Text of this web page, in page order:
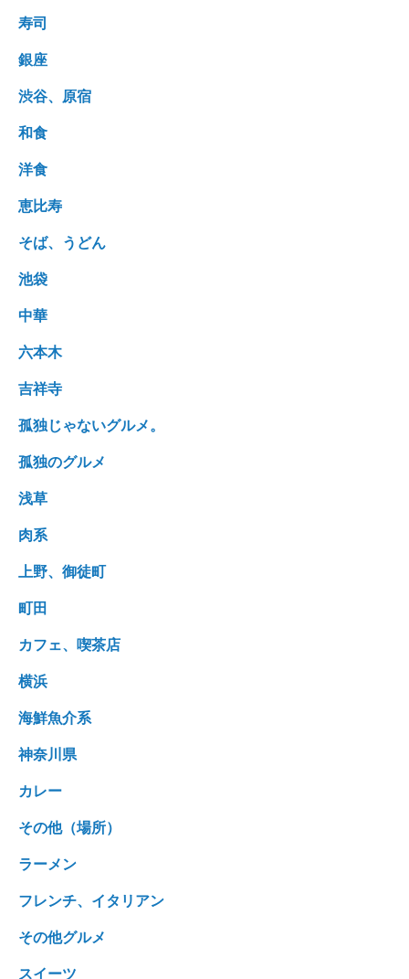
寿司
銀座
渋谷、原宿
和食
洋食
恵比寿
そば、うどん
池袋
中華
六本木
吉祥寺
孤独じゃないグルメ。
孤独のグルメ
浅草
肉系
上野、御徒町
町田
カフェ、喫茶店
横浜
海鮮魚介系
神奈川県
カレー
その他（場所）
ラーメン
フレンチ、イタリアン
その他グルメ
スイーツ